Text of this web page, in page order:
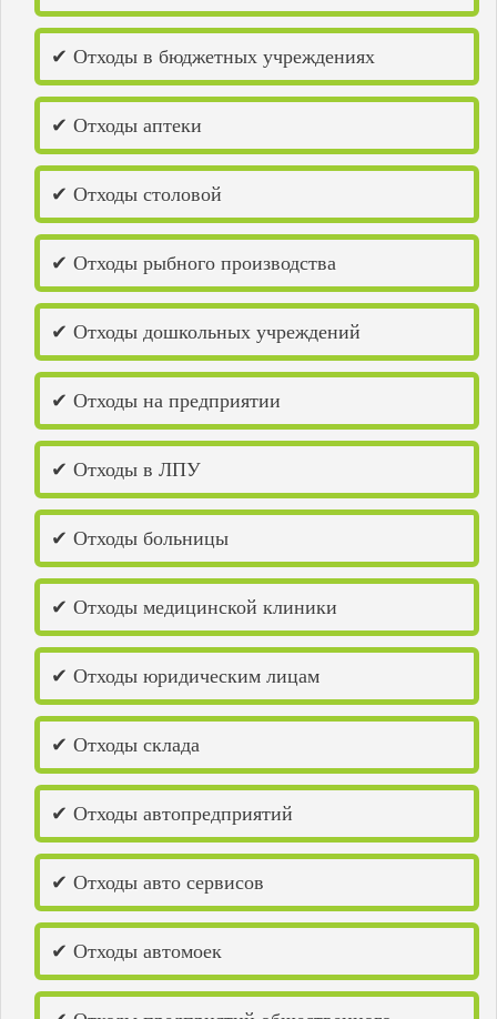
Вятские Поляны
Городец
Горьковское море
Дзержинск
Дивеево
Димитровград
Добрянка
Елабуга
Жигулевск
Заволжье
Заречный
Зеленодольск
Ишимбай
Йошкар-Ола
Каменка
Камышин
Канаш
Кинель
Киров
Кирово-Чепецк
Козьмодемьянск
Котельнич
Краснокамск
Кстово
Кузнецк
Кумертау
Лениногорск
Лысково
Лысьва
Маркс
Медногорск
Мелеуз
Набережные Челны
Нефтекамск
Нижнекамск
Нижний Ломов
Нижний Новгород
Никольск
Новокуйбышевск
Новотроицк
Новоульяновск
Новочебоксарск
Октябрьский
Оренбург
Орск
✔ Отходы в бюджетных учреждениях
✔ Отходы аптеки
✔ Отходы столовой
✔ Отходы рыбного производства
✔ Отходы дошкольных учреждений
✔ Отходы на предприятии
✔ Отходы в ЛПУ
✔ Отходы больницы
✔ Отходы медицинской клиники
✔ Отходы юридическим лицам
✔ Отходы склада
✔ Отходы автопредприятий
✔ Отходы авто сервисов
✔ Отходы автомоек